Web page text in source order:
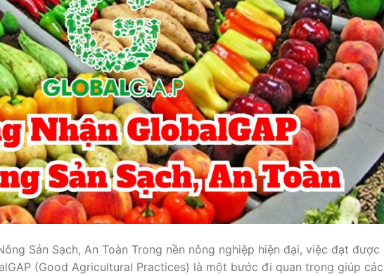
Sản Sạch, An Toàn Trong nền nông nghiệp hiện đại, việc đạt được
(Good Agricultural Practices) là một bước đi quan trọng giúp các